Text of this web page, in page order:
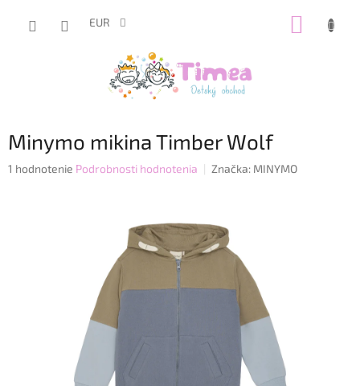
EUR
Minymo mikina Timber Wolf
Priemerné
1 hodnotenie Podrobnosti hodnotenia Značka: MINYMO